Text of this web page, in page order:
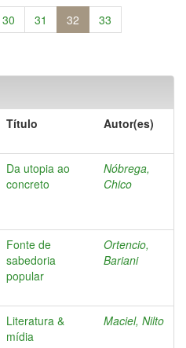
30 31 32
33
Título Autor(es)
Da utopia ao
concreto
Nóbrega,
Chico
Fonte de
sabedoria
popular
Ortencio,
Bariani
Literatura &
mídia
Maciel, Nilto